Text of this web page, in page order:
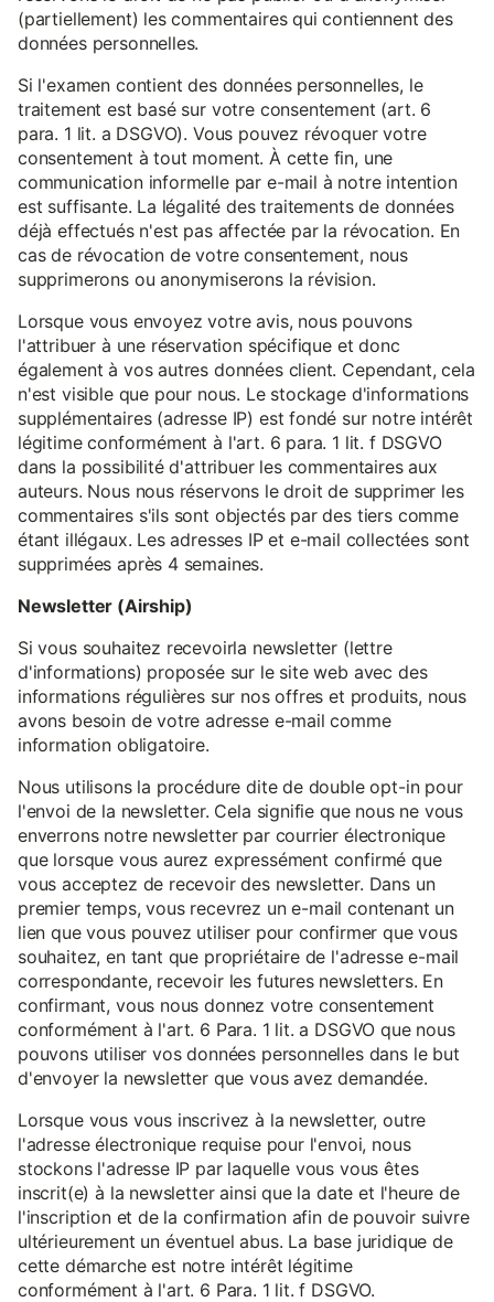
(partiellement) les commentaires qui contiennent des
données personnelles.
Si l'examen contient des données personnelles, le
traitement est basé sur votre consentement (art. 6
para. 1 lit. a DSGVO). Vous pouvez révoquer votre
consentement à tout moment. À cette fin, une
communication informelle par e-mail à notre intention
est suffisante. La légalité des traitements de données
déjà effectués n'est pas affectée par la révocation. En
cas de révocation de votre consentement, nous
supprimerons ou anonymiserons la révision.
Lorsque vous envoyez votre avis, nous pouvons
l'attribuer à une réservation spécifique et donc
également à vos autres données client. Cependant, cela
n'est visible que pour nous. Le stockage d'informations
supplémentaires (adresse IP) est fondé sur notre intérêt
légitime conformément à l'art. 6 para. 1 lit. f DSGVO
dans la possibilité d'attribuer les commentaires aux
auteurs. Nous nous réservons le droit de supprimer les
commentaires s'ils sont objectés par des tiers comme
étant illégaux. Les adresses IP et e-mail collectées sont
supprimées après 4 semaines.
Newsletter (Airship)
Si vous souhaitez recevoirla newsletter (lettre
d'informations) proposée sur le site web avec des
informations régulières sur nos offres et produits, nous
avons besoin de votre adresse e-mail comme
information obligatoire.
Nous utilisons la procédure dite de double opt-in pour
l'envoi de la newsletter. Cela signifie que nous ne vous
enverrons notre newsletter par courrier électronique
que lorsque vous aurez expressément confirmé que
vous acceptez de recevoir des newsletter. Dans un
premier temps, vous recevrez un e-mail contenant un
lien que vous pouvez utiliser pour confirmer que vous
souhaitez, en tant que propriétaire de l'adresse e-mail
correspondante, recevoir les futures newsletters. En
confirmant, vous nous donnez votre consentement
conformément à l'art. 6 Para. 1 lit. a DSGVO que nous
pouvons utiliser vos données personnelles dans le but
d'envoyer la newsletter que vous avez demandée.
Lorsque vous vous inscrivez à la newsletter, outre
l'adresse électronique requise pour l'envoi, nous
stockons l'adresse IP par laquelle vous vous êtes
inscrit(e) à la newsletter ainsi que la date et l'heure de
l'inscription et de la confirmation afin de pouvoir suivre
ultérieurement un éventuel abus. La base juridique de
cette démarche est notre intérêt légitime
conformément à l'art. 6 Para. 1 lit. f DSGVO.